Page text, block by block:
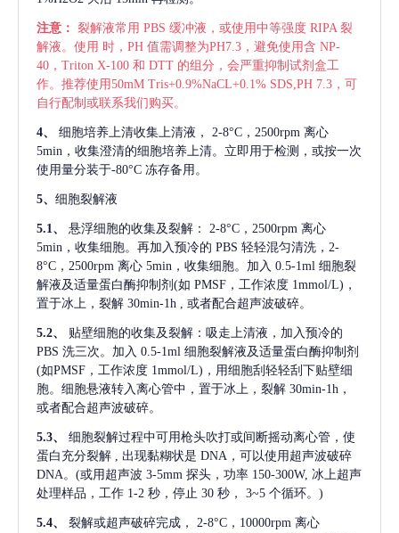
注意： 裂解液常用 PBS 缓冲液，或使用中等强度 RIPA 裂
解液。使用 时，PH 值需调整为PH7.3，避免使用含 NP-
40，Triton X-100 和 DTT 的组分，会严重抑制试剂盒工
作。推荐使用50mM Tris+0.9%NaCL+0.1% SDS,PH 7.3，可
自行配制或联系我们购买。
4、 细胞培养上清收集上清液，
2-8°C，2500rpm 离心
5min，收集澄清的细胞培养上清。立即用于检测，或按一次
使用量分装于-80°C 冻存备用。
5、 细胞裂解液
5.1、 悬浮细胞的收集及裂解：
2-8°C，2500rpm 离心
5min，收集细胞。再加入预冷的 PBS 轻轻混匀清洗，2-
8°C，2500rpm 离心 5min，收集细胞。加入 0.5-1ml 细胞裂
解液及适量蛋白酶抑制剂(如 PMSF，工作浓度 1mmol/L)，
置于冰上，裂解 30min-1h , 或者配合超声波破碎。
5.2、
贴壁细胞的收集及裂解：吸走上清液，加入预冷的
PBS 洗三次。加入 0.5-1ml 细胞裂解液及适量蛋白酶抑制剂
(如PMSF，工作浓度 1mmol/L)，用细胞刮轻轻刮下贴壁细
胞。细胞悬液转入离心管中，置于冰上，裂解 30min-1h，
或者配合超声波破碎。
5.3、
细胞裂解过程中可用枪头吹打或间断摇动离心管，使
蛋白充分裂解
, 出现黏糊状是 DNA，可以使用超声波破碎
DNA。(或用超声波 3-5mm 探头，功率 150-300W, 冰上超声
处理样品，工作 1-2 秒，停止 30 秒， 3~5 个循环。)
5.4、 裂解或超声破碎完成，
2-8°C，10000rpm 离心